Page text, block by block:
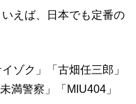
えば、日本でも定番の
ゾク」「古畑任三郎」
満警察」「MIU404」